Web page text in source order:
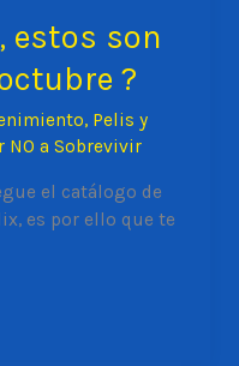
estos son
?
, Pelis y
NO a Sobrevivir
el catálogo de
es por ello que te